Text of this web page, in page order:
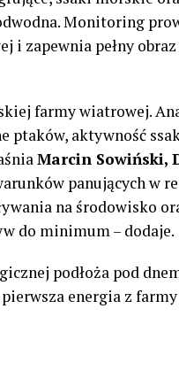
Monitoring
i zapewnia pełny
farmy wiatrowej.
ptaków, aktywność
Marcin Sowiński,
panujących w
na środowisko
do minimum – dodaje.
podłoża pod
energia z